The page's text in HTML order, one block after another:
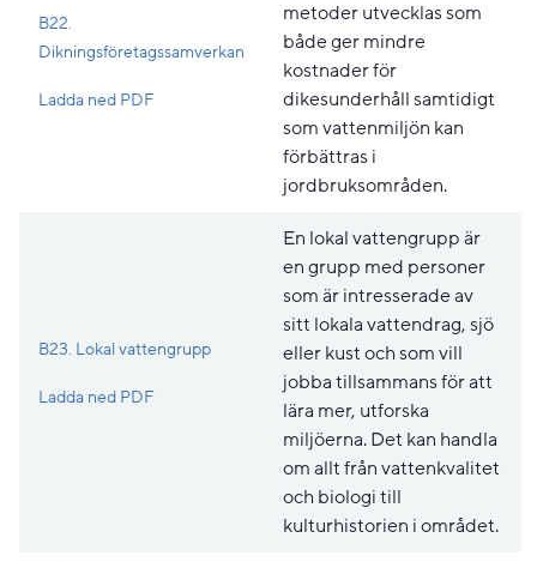
B22.
Dikningsföretagssamverkan
Ladda ned PDFPdf, 153.2 kB, öppnas i nytt fönster.
metoder utvecklas som
både ger mindre
kostnader för
dikesunderhåll samtidigt
som vattenmiljön kan
förbättras i
jordbruksområden.
B23. Lokal vattengrupp
Ladda ned PDFPdf, 258.3 kB, öppnas i nytt fönster.
En lokal vattengrupp är
en grupp med personer
som är intresserade av
sitt lokala vattendrag, sjö
eller kust och som vill
jobba tillsammans för att
lära mer, utforska
miljöerna. Det kan handla
om allt från vattenkvalitet
och biologi till
kulturhistorien i området.